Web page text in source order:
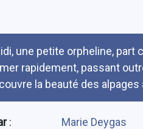
une petite orpheline, part
rapidement, passant
la beauté des
:
Marie Deygas